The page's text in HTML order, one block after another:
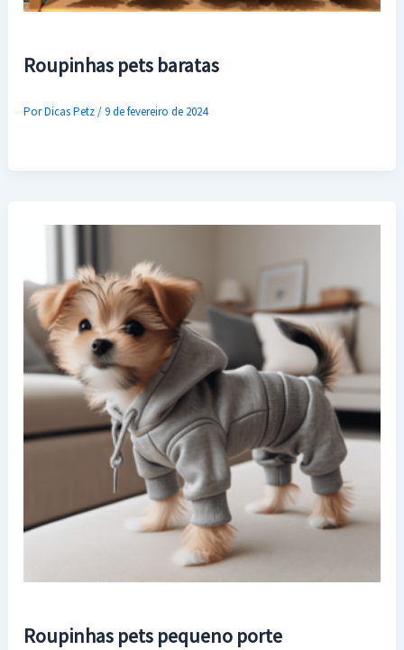
Roupinhas pets baratas
PorDicas Petz/9 de fevereiro de 2024
Roupinhas pets pequeno porte